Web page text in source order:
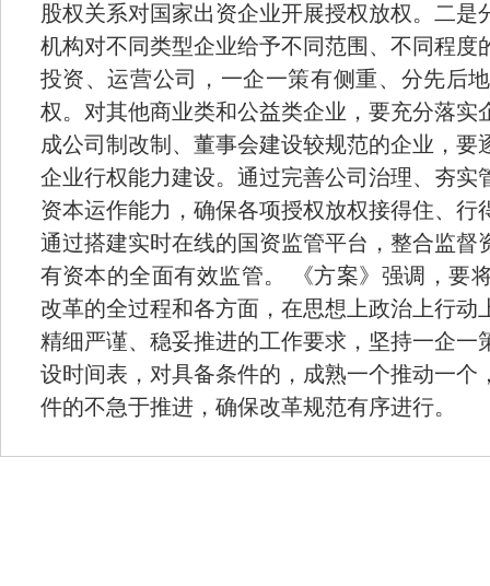
股权关系对国家出资企业开展授权放权。二是
机构对不同类型企业给予不同范围、不同程度
投资、运营公司，一企一策有侧重、分先后
权。对其他商业类和公益类企业，要充分落实
成公司制改制、董事会建设较规范的企业，要
企业行权能力建设。通过完善公司治理、夯实
资本运作能力，确保各项授权放权接得住、行
通过搭建实时在线的国资监管平台，整合监督
有资本的全面有效监管。 《方案》强调，要
改革的全过程和各方面，在思想上政治上行动
精细严谨、稳妥推进的工作要求，坚持一企一
设时间表，对具备条件的，成熟一个推动一个
件的不急于推进，确保改革规范有序进行。